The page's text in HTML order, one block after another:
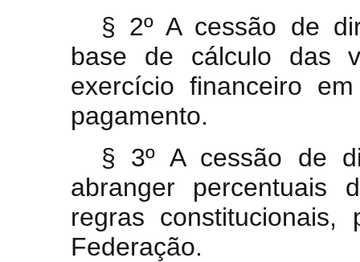
§ 2º A cessão de
base de cálculo das
exercício financeiro
pagamento.
§ 3º A cessão de
abranger
regras
Federação.